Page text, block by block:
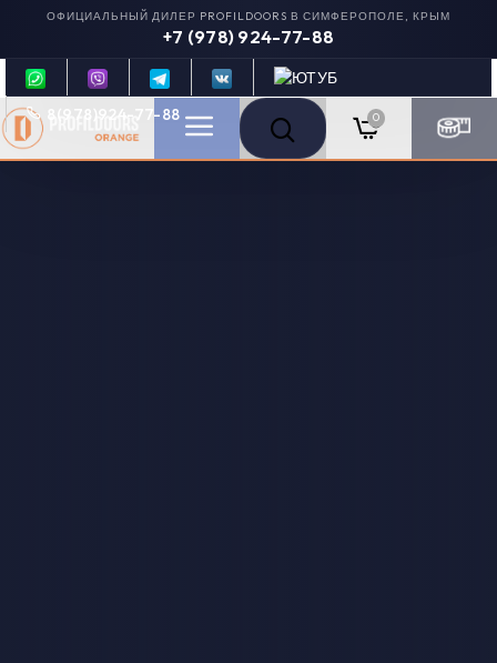
ОФИЦИАЛЬНЫЙ ДИЛЕР PROFILDOORS В СИМФЕРОПОЛЕ, КРЫМ
+7 (978) 924-77-88
8(978)924-77-88 0